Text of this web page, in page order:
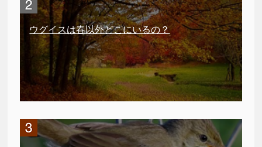
ウグイスは春以外どこにいるの？